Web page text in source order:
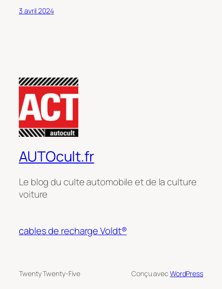
3 avril 2024
AUTOcult.fr
Le blog du culte automobile et de la culture
voiture
cables de recharge Voldt®
Twenty Twenty-Five Conçu avec WordPress